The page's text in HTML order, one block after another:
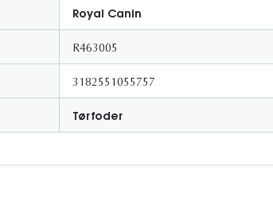
Royal Canin
R463005
3182551055757
Tørfoder